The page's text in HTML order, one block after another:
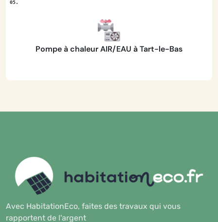
Pompe à chaleur AIR/EAU à Tart-le-Bas
Avec HabitationEco, faites des travaux qui vous
rapportent de l'argent